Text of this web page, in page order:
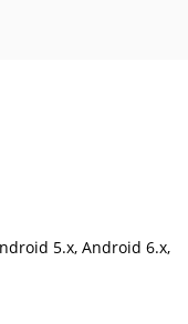
5.x, Android 6.x,